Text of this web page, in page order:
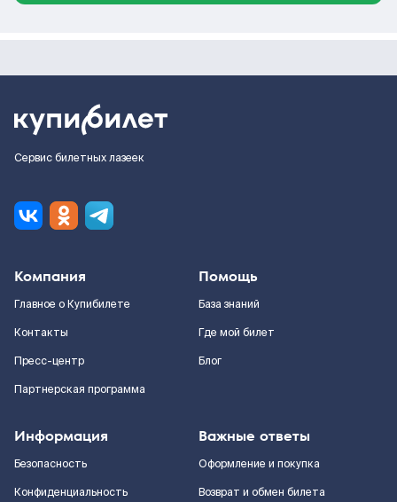
Сервис билетных лазеек
Компания
Главное о Купибилете
Контакты
Пресс-центр
Партнерская программа
Помощь
База знаний
Где мой билет
Блог
Информация
Безопасность
Конфиденциальность
Важные ответы
Оформление и покупка
Возврат и обмен билета